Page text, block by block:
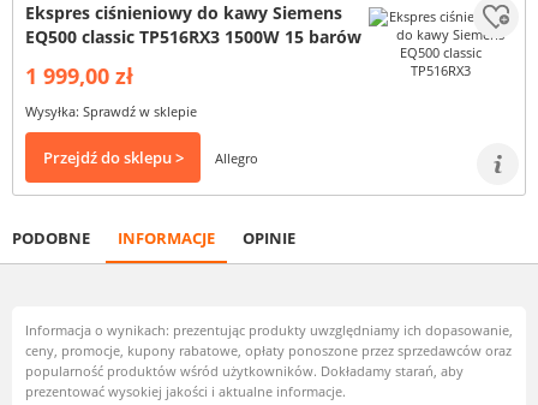
Ekspres ciśnieniowy do kawy Siemens
EQ500 classic TP516RX3 1500W 15 barów
1 999,00 zł
Wysyłka: Sprawdź w sklepie
Przejdź do sklepu > Allegro
PODOBNE INFORMACJE OPINIE
Informacja o wynikach: prezentując produkty uwzględniamy ich dopasowanie,
ceny, promocje, kupony rabatowe, opłaty ponoszone przez sprzedawców oraz
popularność produktów wśród użytkowników. Dokładamy starań, aby
prezentować wysokiej jakości i aktualne informacje.